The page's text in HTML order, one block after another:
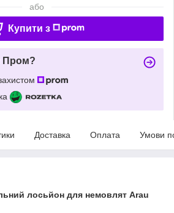
або
Купити з
Пром?
Доставка Оплата Умови
лосьйон для немовлят Arau